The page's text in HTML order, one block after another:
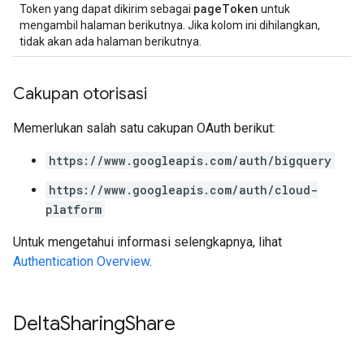
Token yang dapat dikirim sebagai pageToken untuk
mengambil halaman berikutnya. Jika kolom ini dihilangkan,
tidak akan ada halaman berikutnya.
Cakupan otorisasi
Memerlukan salah satu cakupan OAuth berikut:
https://www.googleapis.com/auth/bigquery
https://www.googleapis.com/auth/cloud-
platform
Untuk mengetahui informasi selengkapnya, lihat
Authentication Overview.
DeltaSharingShare